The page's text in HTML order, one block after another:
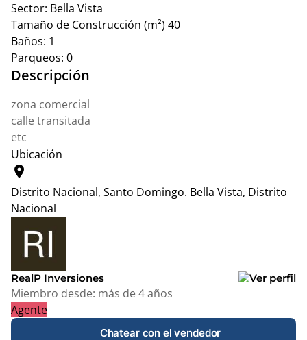
Sector: Bella Vista
Tamaño de Construcción (m²) 40
Baños: 1
Parqueos: 0
Descripción
zona comercial
calle transitada
etc
Ubicación
location_on
Distrito Nacional, Santo Domingo. Bella Vista, Distrito
Nacional
+
−
RealP Inversiones
Miembro desde: más de 4 años
Agente
Chatear con el vendedor